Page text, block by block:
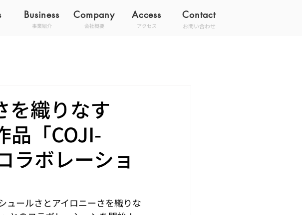
Business
事業紹介
Access Contact
アクセス お問い合わせ
Company
会社概要
を織りなす
品「COJI-
ラボレーショ
ュールさとアイロニーさを織りな